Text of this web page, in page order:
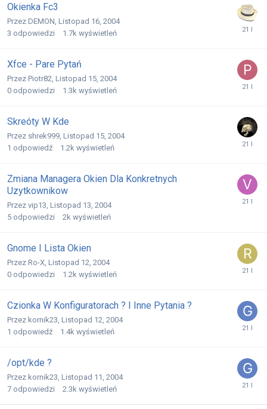
Okienka Fc3
Przez DEMON Listopad 16, 2004
3 odpowiedzi 1.7k wyświetleń
Xfce - Pare Pytań
Przez Piotr82 Listopad 15, 2004
0 odpowiedzi 1.3k wyświetleń
Skreóty W Kde
Przez shrek999 Listopad 15, 2004
1 odpowiedź 1.2k wyświetleń
Zmiana Managera Okien Dla Konkretnych
Uzytkownikow
Przez vip13 Listopad 13, 2004
5 odpowiedzi 2k wyświetleń
Gnome I Lista Okien
Przez Ro-X Listopad 12, 2004
0 odpowiedzi 1.2k wyświetleń
Czionka W Konfiguratorach ? I Inne Pytania ?
Przez kornik23 Listopad 12, 2004
1 odpowiedź 1.4k wyświetleń
/opt/kde ?
Przez kornik23 Listopad 11, 2004
7 odpowiedzi 2.3k wyświetleń